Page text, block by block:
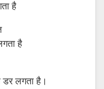
है
है
लगता है।